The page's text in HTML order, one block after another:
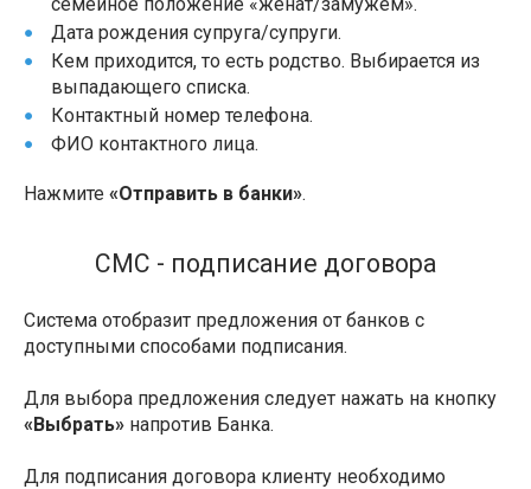
Дата рождения супруга/супруги.
Кем приходится, то есть родство. Выбирается из
выпадающего списка.
Контактный номер телефона.
ФИО контактного лица.
Нажмите «Отправить в банки».
СМС - подписание договора
Система отобразит предложения от банков с
доступными способами подписания.
Для выбора предложения следует нажать на кнопку
«Выбрать» напротив Банка.
Для подписания договора клиенту необходимо